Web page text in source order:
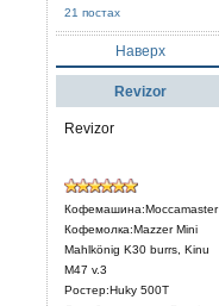
21 постах
Наверх
Revizor
Revizor
Кофемашина:Moccamaster
Кофемолка:Mazzer Mini
Mahlkönig K30 burrs, Kinu
M47 v.3
Ростер:Huky 500T